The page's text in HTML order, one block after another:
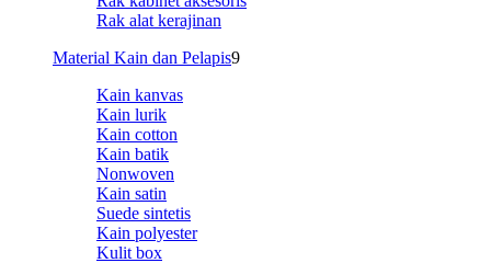
Rak alat kerajinan
Material Kain dan Pelapis9
Kain kanvas
Kain lurik
Kain cotton
Kain batik
Nonwoven
Kain satin
Suede sintetis
Kain polyester
Kulit box